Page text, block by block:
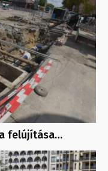
felújítása…